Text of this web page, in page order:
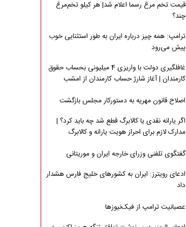
قیمت تخم مرغ رسما اعلام شد| هر کیلو تخم‌مرغ
چند؟
ترامپ: همه چیز درباره ایران به طور استثنایی خوب
پیش می‌رود
غافلگیری دولت با واریزی 4 میلیونی بحساب حقوق
کارمندان | آغاز شارژ حساب کارمندان از امشب
اصلاح قانون مهریه به دستورکار مجلس بازگشت
اگر یارانه نقدی یا کالابرگ قطع شد چه باید کرد؟ |
مدارک لازم برای احراز هویت یارانه و کالابرگ
گفتگوی تلفنی وزرای خارجه ایران و موریتانی
ادعای رویترز: ایران به کشورهای خلیج فارس هشدار
داد
عصبانیت ترامپ از فیک‌نیوزها